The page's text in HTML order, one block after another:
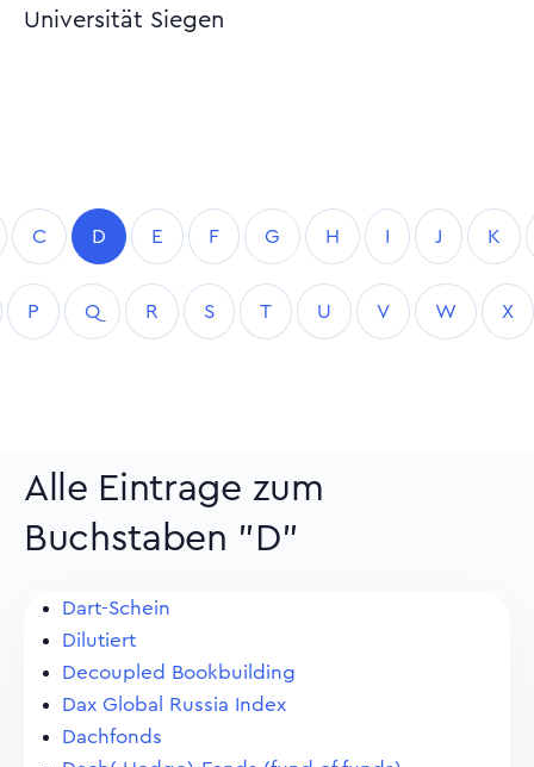
Universität Siegen
C D E F G H I J K
P Q R S T U V W X
Alle Eintrage zum
Buchstaben "D"
Dart-Schein
Dilutiert
Decoupled Bookbuilding
Dax Global Russia Index
Dachfonds